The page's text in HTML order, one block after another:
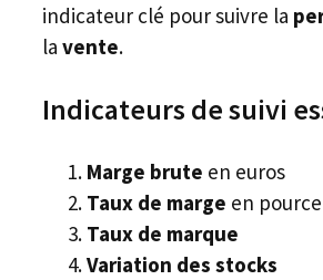
indicateur clé pour suivre la
la vente.
Indicateurs de suivi
Marge brute en euros
Taux de marge en
Taux de marque
Variation des stocks